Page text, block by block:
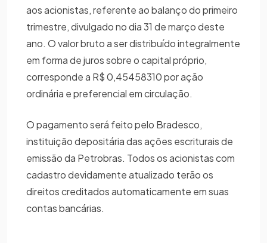
aos acionistas, referente ao balanço do primeiro
trimestre, divulgado no dia 31 de março deste
ano. O valor bruto a ser distribuído integralmente
em forma de juros sobre o capital próprio,
corresponde a R$ 0,45458310 por ação
ordinária e preferencial em circulação.
O pagamento será feito pelo Bradesco,
instituição depositária das ações escriturais de
emissão da Petrobras. Todos os acionistas com
cadastro devidamente atualizado terão os
direitos creditados automaticamente em suas
contas bancárias.